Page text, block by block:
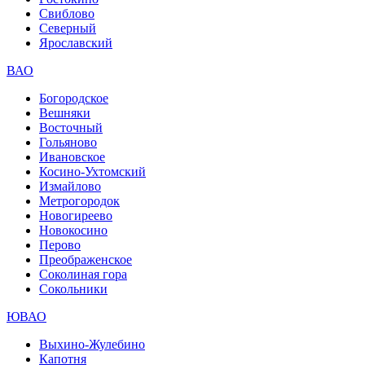
Свиблово
Северный
Ярославский
ВАО
Богородское
Вешняки
Восточный
Гольяново
Ивановское
Косино-Ухтомский
Измайлово
Метрогородок
Новогиреево
Новокосино
Перово
Преображенское
Соколиная гора
Сокольники
ЮВАО
Выхино-Жулебино
Капотня